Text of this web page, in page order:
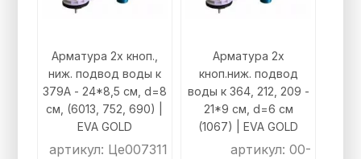
Арматура 2х кноп.,
ниж. подвод воды к
379А - 24*8,5 см, d=8
см, (6013, 752, 690) |
EVA GOLD
артикул: Це007311
Арматура 2х
кноп.ниж. подвод
воды к 364, 212, 209 -
21*9 см, d=6 см
(1067) | EVA GOLD
артикул: 00-